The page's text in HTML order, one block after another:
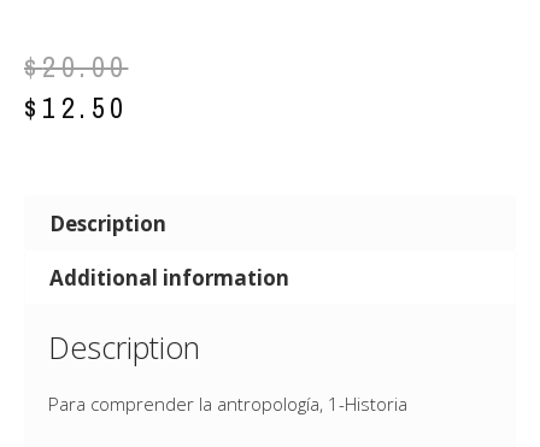
$20.00
$ 12.50
Description
Additional information
Description
Para comprender la antropología, 1-Historia